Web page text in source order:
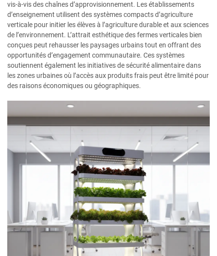
vis-à-vis des chaînes d’approvisionnement. Les établissements
d’enseignement utilisent des systèmes compacts d’agriculture
verticale pour initier les élèves à l’agriculture durable et aux sciences
de l’environnement. L’attrait esthétique des fermes verticales bien
conçues peut rehausser les paysages urbains tout en offrant des
opportunités d’engagement communautaire. Ces systèmes
soutiennent également les initiatives de sécurité alimentaire dans
les zones urbaines où l’accès aux produits frais peut être limité pour
des raisons économiques ou géographiques.